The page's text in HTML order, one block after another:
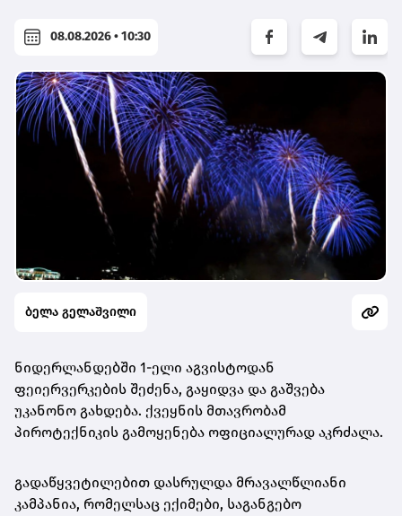
08.08.2026 • 10:30
ბელა გელაშვილი
ნიდერლანდებში 1-ელი აგვისტოდან
ფეიერვერკების შეძენა, გაყიდვა და გაშვება
უკანონო გახდება. ქვეყნის მთავრობამ
პიროტექნიკის გამოყენება ოფიციალურად აკრძალა.
გადაწყვეტილებით დასრულდა მრავალწლიანი
კამპანია, რომელსაც ექიმები, საგანგებო